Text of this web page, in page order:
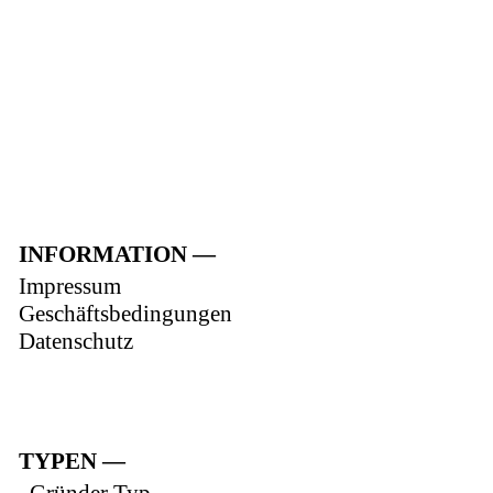
INFORMATION
Impressum
Geschäftsbedingungen
Datenschutz
TYPEN